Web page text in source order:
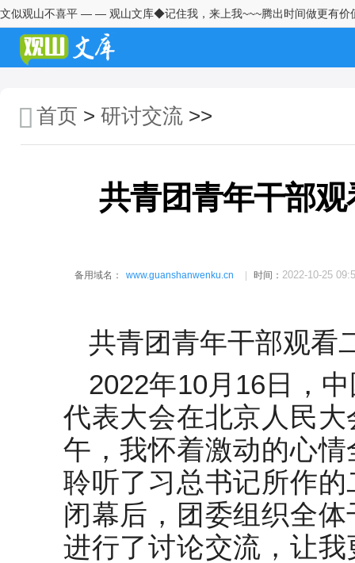
文似观山不喜平 — — 观山文库◆记住我，来上我~~~腾出时间做更有价
首页 > 研讨交流 >>
共青团青年干部
备用域名： www.guanshanwenku.cn 时间： 2022-10-25
共青团青年干部观看
2022年10月16日，
代表大会在北京人民
午，我怀着激动的心
聆听了习总书记所作
闭幕后，团委组织全
进行了讨论交流，让
学习2026年中央一号文件精神心
得体会2
深学细悟强担当实干笃行建新功
——学习习近平总书记两会重要
公司“五四”青年座谈会先进代表
发言材料汇编6篇
在县委理论学习中心组专题学习
《关于完善中国特色现代企业制
度的意见》研讨会上的交流发言
参加全县师德师风培训会心得体
青年精神素养提升心得体会汇